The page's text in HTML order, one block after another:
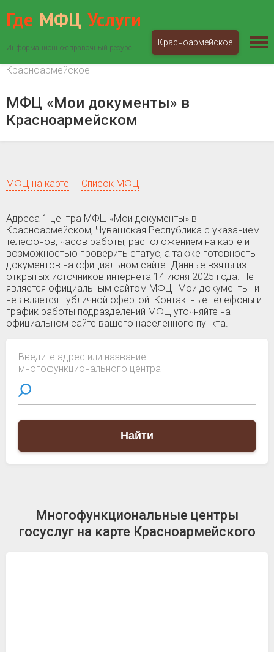
Где МФЦ Услуги
Информационно-справочный ресурс
Красноармейское
Чувашская Республика
Красноармейское
МФЦ «Мои документы» в
Красноармейском
МФЦ на карте Список МФЦ
Адреса 1 центра МФЦ «Мои документы» в
Красноармейском, Чувашская Республика c указанием
телефонов, часов работы, расположением на карте и
возможностью проверить статус, а также готовность
документов на официальном сайте. Данные взяты из
открытых источников интернета 14 июня 2025 года. Не
является официальным сайтом МФЦ "Мои документы" и
не является публичной офертой. Контактные телефоны и
график работы подразделений МФЦ уточняйте на
официальном сайте вашего населенного пункта.
Введите адрес или название
многофункционального центра
Найти
Многофункциональные центры
госуслуг на карте Красноармейского